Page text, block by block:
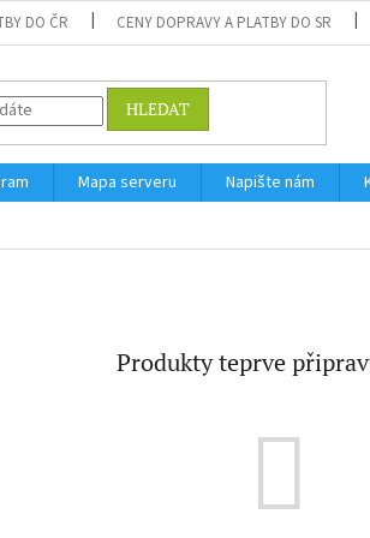
DO ČR CENY DOPRAVY A PLATBY DO SR
HLEDAT
Mapa serveru Napište nám
Produkty teprve